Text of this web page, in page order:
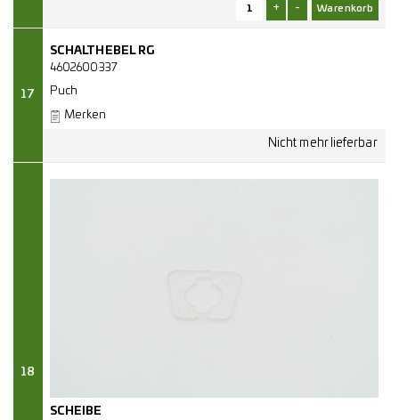
+ -
17
SCHALTHEBEL RG
4602600337
Puch
Merken
18
SCHEIBE